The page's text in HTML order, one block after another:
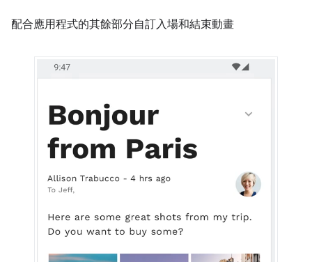
配合應用程式的其餘部分自訂入場和結束動畫